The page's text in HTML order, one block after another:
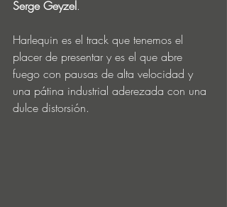
Serge Geyzel.
Harlequin es el track que tenemos el
placer de presentar y es el que abre
fuego con pausas de alta velocidad y
una pátina industrial aderezada con una
dulce distorsión.